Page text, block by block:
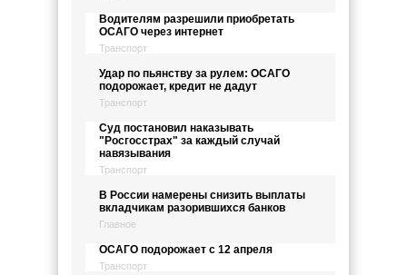
Водителям разрешили приобретать
ОСАГО через интернет
Транспорт
Удар по пьянству за рулем: ОСАГО
подорожает, кредит не дадут
Транспорт
Суд постановил наказывать
"Росгосстрах" за каждый случай
навязывания
Транспорт
В России намерены снизить выплаты
вкладчикам разорившихся банков
Главное
ОСАГО подорожает с 12 апреля
Транспорт